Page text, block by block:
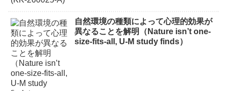
自然環境の種類によって心理的効果が
異なることを解明（Nature isn’t one-
size-fits-all, U-M study finds）